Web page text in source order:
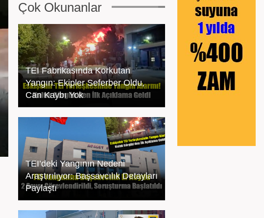
Çok Okunanlar
TEI Fabrikasında Korkutan
Yangın: Ekipler Seferber Oldu,
Can Kaybı Yok
TEI’deki Yangının Nedeni
Araştırılıyor: Başsavcılık Detayları
Paylaştı